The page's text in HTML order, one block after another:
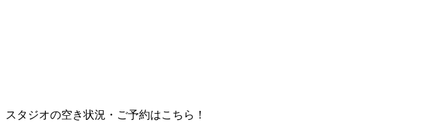
スタジオの空き状況・ご予約はこちら！